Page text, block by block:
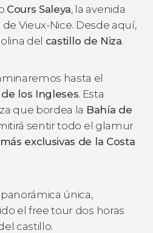
Cours Saleya, la avenida
Vieux-Nice. Desde aquí,
del castillo de Niza.
hasta el
de los Ingleses. Esta
que bordea la Bahía de
sentir todo el glamur
exclusivas de la Costa
única,
el free tour dos horas
castillo.